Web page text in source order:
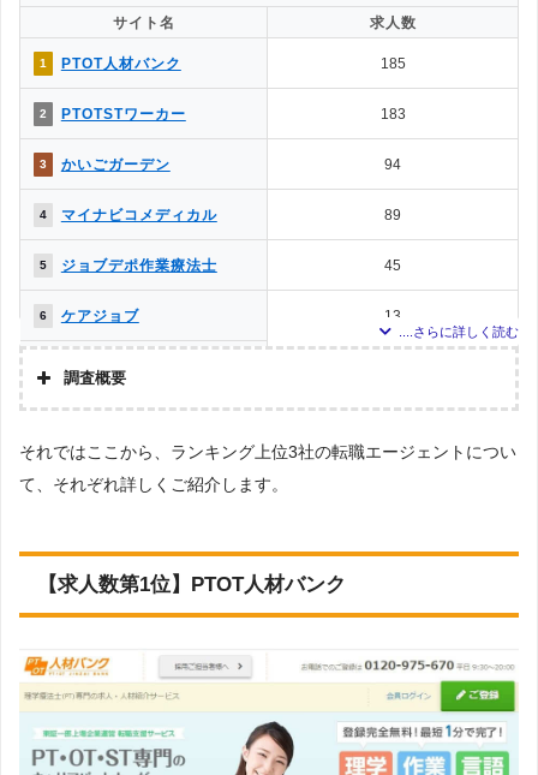
サイト名 求人数
1 PTOT人材バンク 185
2 PTOTSTワーカー 183
3 かいごガーデン 94
4 マイナビコメディカル 89
5 ジョブデポ作業療法士 45
6 ケアジョブ 13
クリックジョブ介護
介護JJ（介護ジャストジョ
ブ）
お仕事委員会 Produced by
エルユーエス
11
メディカル・コンシェルジ
0
11
ベネッセMCM PT・OT・ST
お仕事サポート
0
0
11 MC-介護のお仕事
調査概要
株式会社アドバンスフロー
調査対象とした転職エージェントについて
調査対象とした求人について
求人数ランキング上部または下部に記載
それではここから、ランキング上位3社の転職エージェントについ
て、それぞれ詳しくご紹介します。
【求人数第1位】PTOT人材バンク